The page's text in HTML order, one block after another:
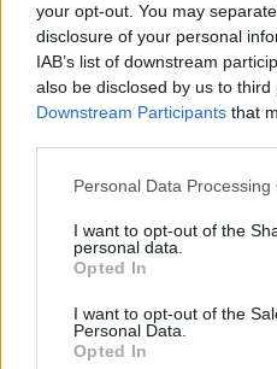
your opt-out. You may
disclosure of your personal
IAB’s list of downstream
also be disclosed by us to third
Downstream Participants that
Personal Data Processing
I want to opt-out of the
personal data.
Opted In
I want to opt-out of the
Personal Data.
Opted In
zajištěním zvířat celníkům
ostravské zahradě také papoušci
tiskové zprávě nawebucelníků to
Martina Kaňková. Případem se
pronásledovali velrybáře
jejich loď, která pronásledovala